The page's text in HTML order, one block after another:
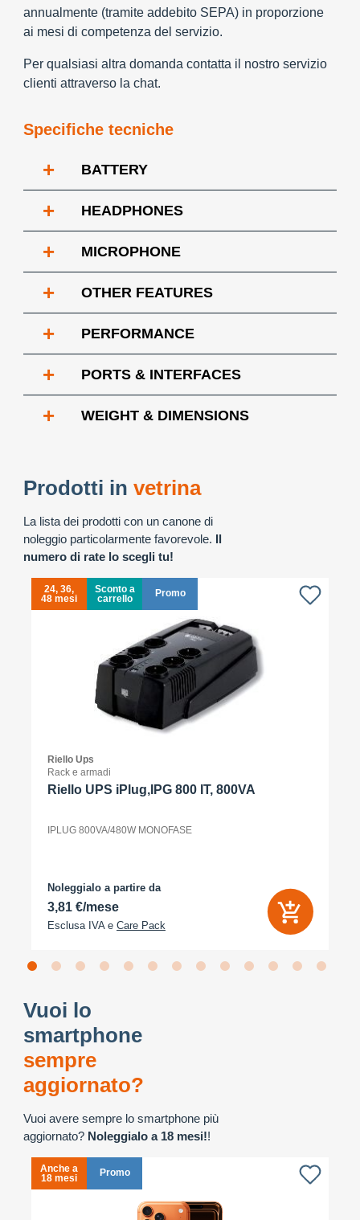
annualmente (tramite addebito SEPA) in proporzione
ai mesi di competenza del servizio.
Per qualsiasi altra domanda contatta il nostro servizio
clienti attraverso la chat.
Specifiche tecniche
+ BATTERY
+ HEADPHONES
+ MICROPHONE
+ OTHER FEATURES
+ PERFORMANCE
+ PORTS & INTERFACES
+ WEIGHT & DIMENSIONS
Prodotti in vetrina
La lista dei prodotti con un canone di
noleggio particolarmente favorevole. Il
numero di rate lo scegli tu!
24, 36,
48 mesi
Sconto a
carrello
Promo
Riello Ups
Rack e armadi
Riello UPS iPlug,IPG 800 IT, 800VA
IPLUG 800VA/480W MONOFASE
Noleggialo a partire da
3,81 €/mese
Esclusa IVA e Care Pack
Vuoi lo
smartphone
sempre
aggiornato?
Vuoi avere sempre lo smartphone più
aggiornato? Noleggialo a 18 mesi!!
Anche a
18 mesi
Promo